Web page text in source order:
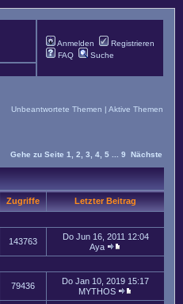
Anmelden
Registrieren
FAQ
Suche
Unbeantwortete Themen | Aktive Themen
Gehe zu Seite 1 2 3 4 5 9 Nächste
Zugriffe Letzter Beitrag
143763
Do Jun 16, 2011 12:04
Aya
79436
Do Jan 10, 2019 15:17
MYTHOS